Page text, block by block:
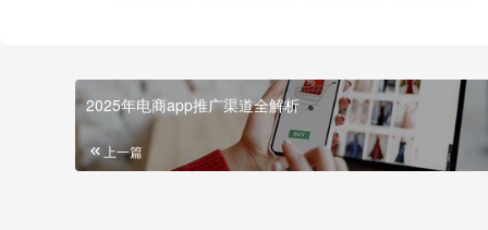
2025年电商app推广渠道全解析
上一篇